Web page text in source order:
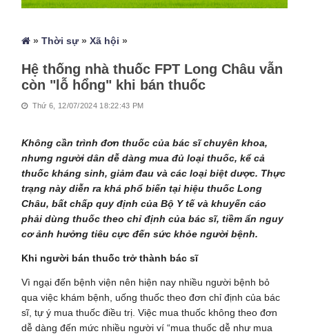
»Thời sự»Xã hội »
Hệ thống nhà thuốc FPT Long Châu vẫn
còn "lỗ hổng" khi bán thuốc
Thứ 6, 12/07/2024 18:22:43 PM
Không cần trình đơn thuốc của bác sĩ chuyên khoa,
nhưng người dân dễ dàng mua đủ loại thuốc, kể cả
thuốc kháng sinh, giảm đau và các loại biệt dược. Thực
trạng này diễn ra khá phổ biến tại hiệu thuốc Long
Châu, bất chấp quy định của Bộ Y tế và khuyến cáo
phải dùng thuốc theo chỉ định của bác sĩ, tiềm ẩn nguy
cơ ảnh hưởng tiêu cực đến sức khỏe người bệnh.
Khi người bán thuốc trở thành bác sĩ
Vì ngại đến bệnh viện nên hiện nay nhiều người bệnh bỏ
qua việc khám bệnh, uống thuốc theo đơn chỉ định của bác
sĩ, tự ý mua thuốc điều trị. Việc mua thuốc không theo đơn
dễ dàng đến mức nhiều người ví “mua thuốc dễ như mua